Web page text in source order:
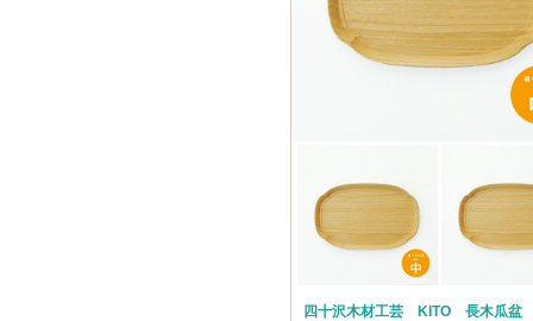
四十沢木材工芸 KITO 長木瓜